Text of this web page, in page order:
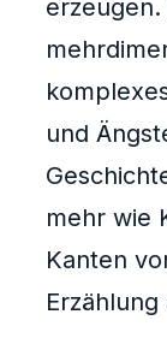
und
mehr wie
Kanten